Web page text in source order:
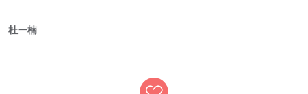
杜一楠